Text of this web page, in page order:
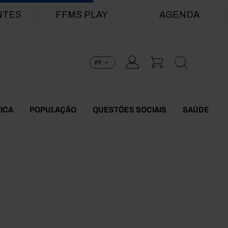
FFMS PLAY AGENDA
PT
POPULAÇÃO QUESTÕES SOCIAIS SAÚDE